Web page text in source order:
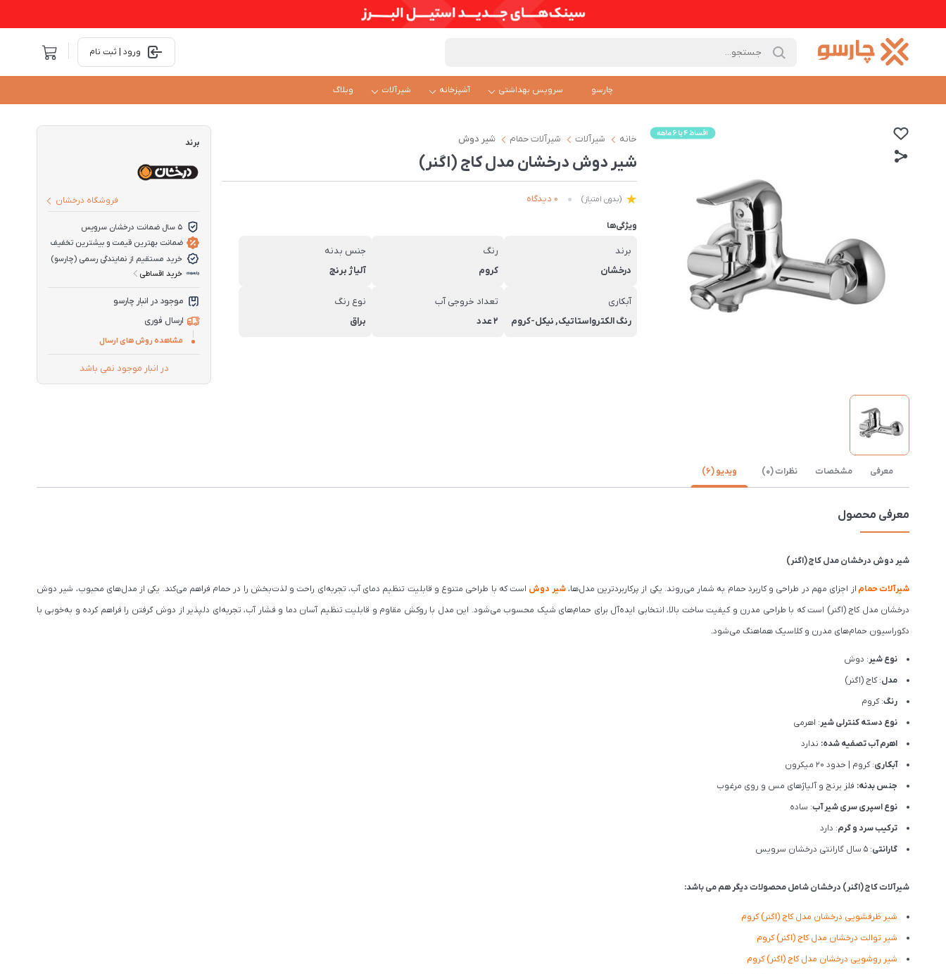
ورود | ثبت نام
چارسو سرویس بهداشتی آشپزخانه شیرآلات وبلاگ
خانه شیرآلات شیرآلات حمام شیر دوش
شیر دوش درخشان مدل کاج (اگنر)
(بدون امتیاز) 0 دیدگاه
ویژگی‌ها
برند
درخشان
رنگ
کروم
جنس بدنه
آلیاژ برنج
آبکاری
رنگ الکترواستاتیک, نیکل-کروم
تعداد خروجی آب
2 عدد
نوع رنگ
براق
برند
فروشگاه درخشان
5 سال ضمانت درخشان سرویس
ضمانت بهترین قیمت و بیشترین تخفیف
خرید مستقیم از نمایندگی رسمی (چارسو)
خرید اقساطی
موجود در انبار چارسو
ارسال فوری
مشاهده روش های ارسال
در انبار موجود نمی باشد
معرفی مشخصات نظرات (0) ویدیو (6)
معرفی محصول
شیر دوش درخشان مدل کاج (اگنر)
شیرآلات حمام از اجزای مهم در طراحی و کاربرد حمام به شمار می‌روند. یکی از پرکاربردترین مدل‌ها،شیر دوش است که با طراحی متنوع و قابلیت تنظیم دمای آب، تجربه‌ای راحت و لذت‌بخش را در حمام فراهم می‌کند. یکی از مدل‌های محبوب، شیر دوش
درخشان مدل کاج (اگنر) است که با طراحی مدرن و کیفیت ساخت بالا، انتخابی ایده‌آل برای حمام‌های شیک محسوب می‌شود. این مدل با روکش مقاوم و قابلیت تنظیم آسان دما و فشار آب، تجربه‌ای دلپذیر از دوش گرفتن را فراهم کرده و به‌خوبی با
دکوراسیون حمام‌های مدرن و کلاسیک هماهنگ می‌شود.
نوع شیر: دوش
مدل: کاج (اگنر)
رنگ: کروم
نوع دسته کنترلی شیر: اهرمی
اهرم آب تصفیه شده: ندارد
آبکاری: کروم | حدود 20 میکرون
جنس بدنه: فلز برنج و آلیاژهای مس و روی مرغوب
نوع اسپری سری شیر آب: ساده
ترکیب سرد و گرم: دارد
گارانتی: 5 سال گارانتی درخشان سرویس
شیرآلات کاج (اگنر) درخشان شامل محصولات دیگر هم می باشد:
شیر ظرفشویی درخشان مدل کاج (اگنر) کروم
شیر توالت درخشان مدل کاج (اگنر) کروم
شیر روشویی درخشان مدل کاج (اگنر) کروم